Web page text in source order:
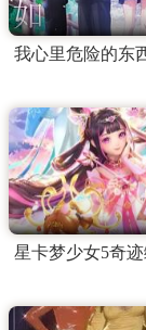
我心里危险的东
星卡梦少女5奇